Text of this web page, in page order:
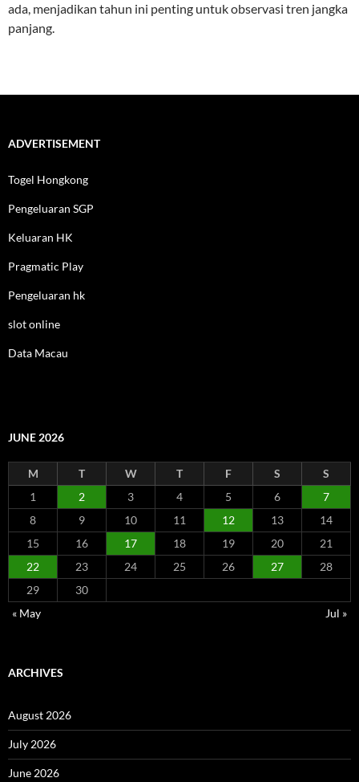
ada, menjadikan tahun ini penting untuk observasi tren jangka
panjang.
ADVERTISEMENT
Togel Hongkong
Pengeluaran SGP
Keluaran HK
Pragmatic Play
Pengeluaran hk
slot online
Data Macau
JUNE 2026
M T W T F S
S
1
2 3 4 5 6
7
8
9 10 11 12 13
14
15
16 17 18 19 20
21
22
23 24 25 26 27
28
29
30
« May
Jul »
ARCHIVES
August 2026
July 2026
June 2026